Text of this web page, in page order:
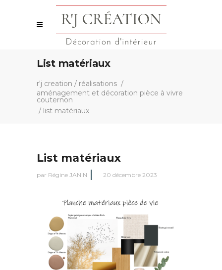
List matériaux
r'j creation / réalisations /
aménagement et décoration pièce à vivre
couternon
/ list matériaux
List matériaux
par Régine JANIN 20 décembre 2023